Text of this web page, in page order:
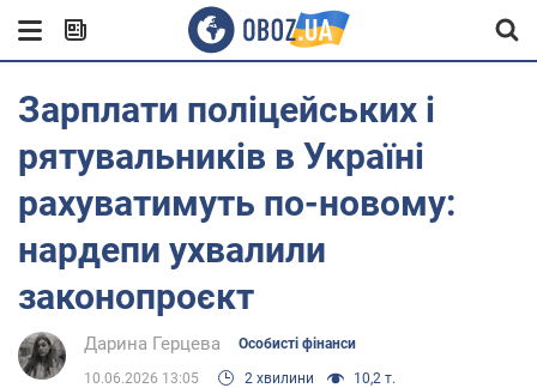
Зарплати поліцейських і
рятувальників в Україні
рахуватимуть по-новому:
нардепи ухвалили
законопроєкт
Дарина Герцева Особисті фінанси
10.06.2026 13:05 2 хвилини 10,2 т.